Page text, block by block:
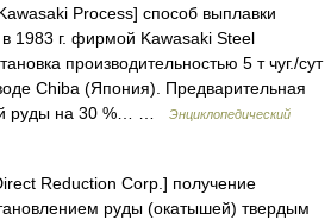
Process] способ выплавки
1983 г. фирмой Kawasaki Steel
производительностью 5 т чуг./сут
Chiba (Япония). Предварительная
руды на 30 %… …
Энциклопедический
Reduction Corp.] получение
руды (окатышей) твердым